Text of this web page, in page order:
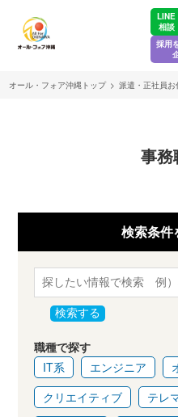
LINE
相談
採用
オール・フォア沖縄トップ > 派遣・正社員お
事務
検索条件
検索する
職種で探す
IT系
エンジニア
クリエイティブ
テレ